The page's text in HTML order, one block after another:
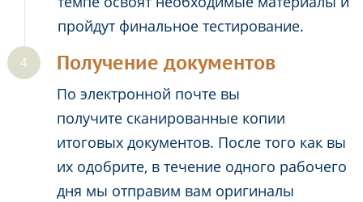
пройдут финальное тестирование.
Получение документов
По электронной почте вы
получите сканированные копии
итоговых документов. После того как вы
их одобрите, в течение одного рабочего
дня мы отправим вам оригиналы